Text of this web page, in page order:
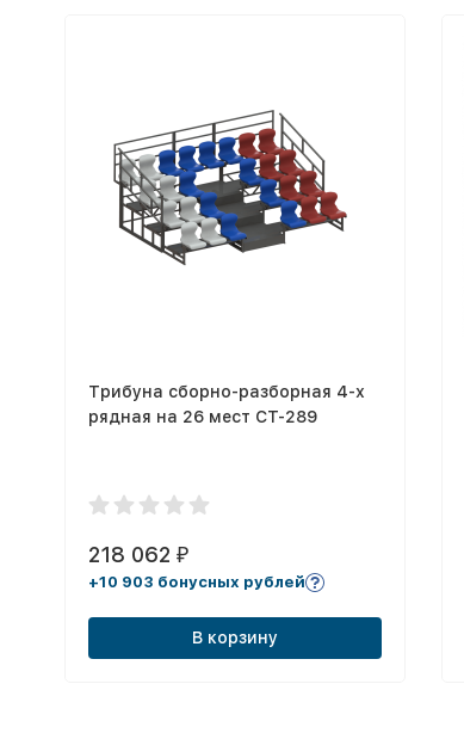
Трибуна сборно-разборная 4-х
рядная на 26 мест СТ-289
218 062 ₽
+10 903 бонусных рублей
В корзину